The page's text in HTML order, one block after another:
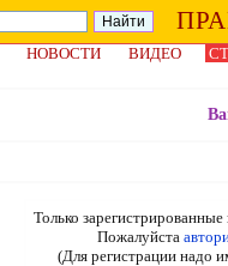
НОВОСТИ ВИДЕО
Только
Пожалуйста
(Для регистрации надо